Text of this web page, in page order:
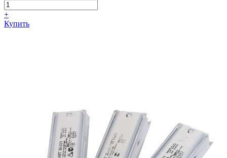
+
Купить